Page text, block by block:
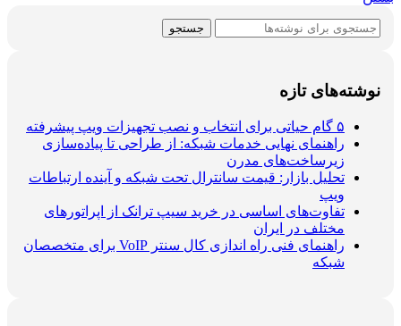
جستجو
نوشته‌های تازه
۵ گام حیاتی برای انتخاب و نصب تجهیزات ویپ پیشرفته
راهنمای نهایی خدمات شبکه: از طراحی تا پیاده‌سازی
زیرساخت‌های مدرن
تحلیل بازار: قیمت سانترال تحت شبکه و آینده ارتباطات
ویپ
تفاوت‌های اساسی در خرید سیپ ترانک از اپراتورهای
مختلف در ایران
راهنمای فنی راه اندازی کال سنتر VoIP برای متخصصان
شبکه